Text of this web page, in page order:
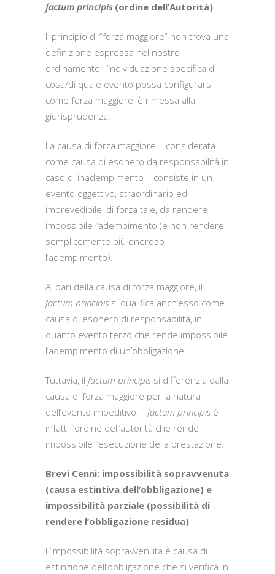
factum principis(ordine dell’Autorità)
Il principio di “forza maggiore” non trova una
definizione espressa nel nostro
ordinamento; l’individuazione specifica di
cosa/di quale evento possa configurarsi
come forza maggiore, è rimessa alla
giurisprudenza.
La causa di forza maggiore – considerata
come causa di esonero da responsabilità in
caso di inadempimento – consiste in un
evento oggettivo, straordinario ed
imprevedibile, di forza tale, da rendere
impossibile l’adempimento (e non rendere
semplicemente più oneroso
l’adempimento).
Al pari della causa di forza maggiore, il
factum principis si qualifica anch’esso come
causa di esonero di responsabilità, in
quanto evento terzo che rende impossibile
l’adempimento di un’obbligazione.
Tuttavia, il factum principis si differenzia dalla
causa di forza maggiore per la natura
dell’evento impeditivo: il factum principis è
infatti l’ordine dell’autorità che rende
impossibile l’esecuzione della prestazione.
Brevi Cenni: impossibilità sopravvenuta
(causa estintiva dell’obbligazione) e
impossibilità parziale (possibilità di
rendere l’obbligazione residua)
L’impossibilità sopravvenuta è causa di
estinzione dell’obbligazione che si verifica in